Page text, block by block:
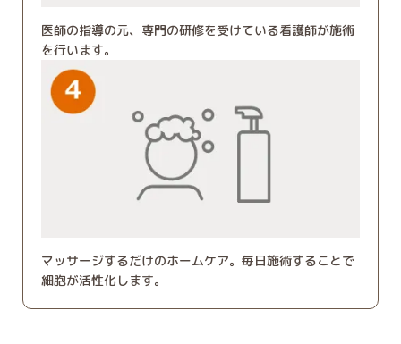
医師の指導の元、専門の研修を受けている看護師が施術
を行います。
マッサージするだけのホームケア。毎日施術することで
細胞が活性化します。